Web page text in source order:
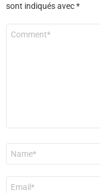
sont indiqués avec*
Commentaire
Nom
E-
mail